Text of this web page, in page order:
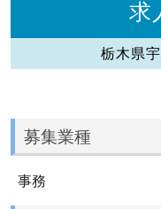
求
栃木県
募集業種
事務